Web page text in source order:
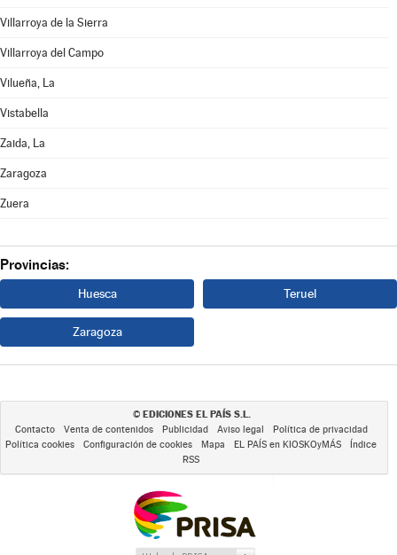
Villarroya de la Sierra
Villarroya del Campo
Vilueña, La
Vistabella
Zaida, La
Zaragoza
Zuera
Provincias:
Huesca Teruel
Zaragoza
© EDICIONES EL PAÍS S.L.
Contacto Venta de contenidos Publicidad Aviso legal
Política de privacidad
Política cookies
Configuración de cookies Mapa EL PAÍS en KIOSKOyMÁS
Índice
RSS